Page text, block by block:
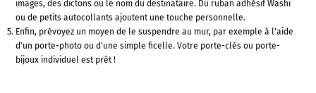
images, des dictons ou le nom du destinataire. Du ruban adhésif Washi
ou de petits autocollants ajoutent une touche personnelle.
Enfin, prévoyez un moyen de le suspendre au mur, par exemple à l'aide
d'un porte-photo ou d'une simple ficelle. Votre porte-clés ou porte-
bijoux individuel est prêt !